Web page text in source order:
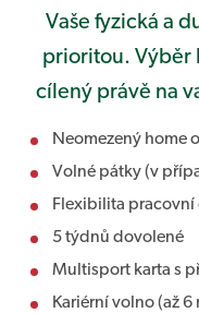
Vaše fyzická a
prioritou. Výběr
cílený právě na
Neomezený home
Volné pátky (v
Flexibilita
5 týdnů dovolené
Multisport karta s
Kariérní volno (až